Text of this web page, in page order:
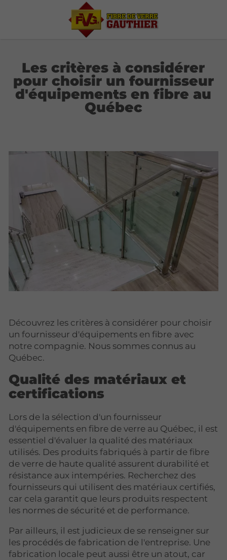
Les critères à considérer
pour choisir un fournisseur
d'équipements en fibre au
Québec
Découvrez les critères à considérer pour choisir
un fournisseur d'équipements en fibre avec
notre compagnie. Nous sommes connus au
Québec.
Qualité des matériaux et
certifications
Lors de la sélection d'un fournisseur
d'équipements en fibre de verre au Québec, il est
essentiel d'évaluer la qualité des matériaux
utilisés. Des produits fabriqués à partir de fibre
de verre de haute qualité assurent durabilité et
résistance aux intempéries. Recherchez des
fournisseurs qui utilisent des matériaux certifiés,
car cela garantit que leurs produits respectent
les normes de sécurité et de performance.
Par ailleurs, il est judicieux de se renseigner sur
les procédés de fabrication de l'entreprise. Une
fabrication locale peut aussi être un atout, car